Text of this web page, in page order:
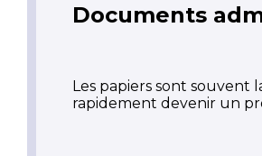
Documents
Les papiers sont souvent
rapidement devenir un